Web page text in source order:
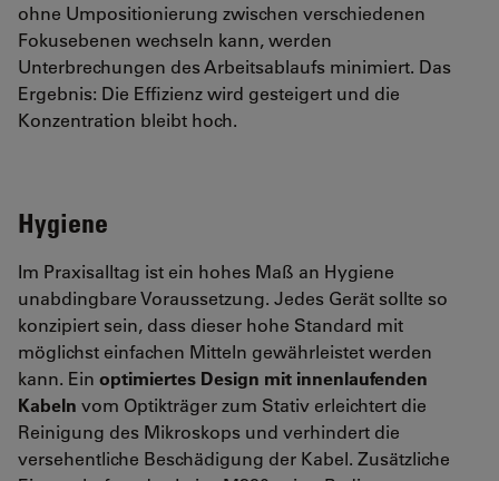
ohne Umpositionierung zwischen verschiedenen
Fokusebenen wechseln kann, werden
Unterbrechungen des Arbeitsablaufs minimiert. Das
Ergebnis: Die Effizienz wird gesteigert und die
Konzentration bleibt hoch.
Hygiene
Im Praxisalltag ist ein hohes Maß an Hygiene
unabdingbare Voraussetzung. Jedes Gerät sollte so
konzipiert sein, dass dieser hohe Standard mit
möglichst einfachen Mitteln gewährleistet werden
kann. Ein optimiertes Design mit innenlaufenden
Kabeln vom Optikträger zum Stativ erleichtert die
Reinigung des Mikroskops und verhindert die
versehentliche Beschädigung der Kabel. Zusätzliche